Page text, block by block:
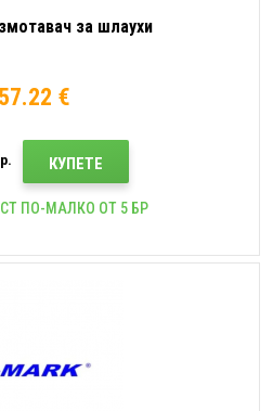
за шлаухи
57.22 €
КУПЕТЕ
ПО-МАЛКО ОТ 5 БР